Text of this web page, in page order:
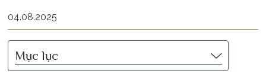
04.08.2025
Mục lục